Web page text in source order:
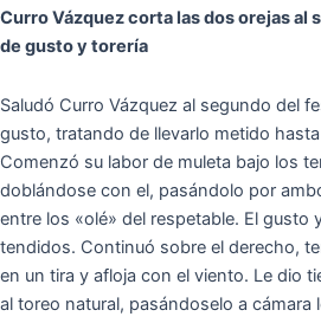
Curro Vázquez corta las dos orejas al
de gusto y torería
Saludó Curro Vázquez al segundo del
gusto, tratando de llevarlo metido
Comenzó su labor de muleta bajo los
doblándose con el, pasándolo por
entre los «olé» del respetable. El gusto
tendidos. Continuó sobre el derecho,
en un tira y afloja con el viento. Le dio
al toreo natural, pasándoselo a cámara